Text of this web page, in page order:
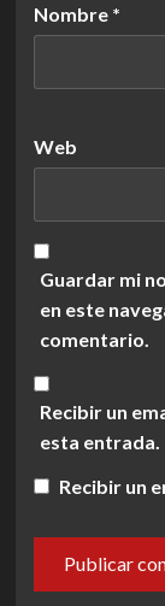
Nombre *
Web
Guardar mi
en este
comentario.
Recibir un
esta entrada.
Recibir un